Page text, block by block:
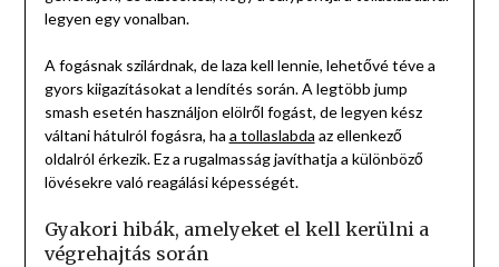
legyen egy vonalban.
A fogásnak szilárdnak, de laza kell lennie, lehetővé téve a
gyors kiigazításokat a lendítés során. A legtöbb jump
smash esetén használjon elölről fogást, de legyen kész
váltani hátulról fogásra, ha a tollaslabda az ellenkező
oldalról érkezik. Ez a rugalmasság javíthatja a különböző
lövésekre való reagálási képességét.
Gyakori hibák, amelyeket el kell kerülni a
végrehajtás során